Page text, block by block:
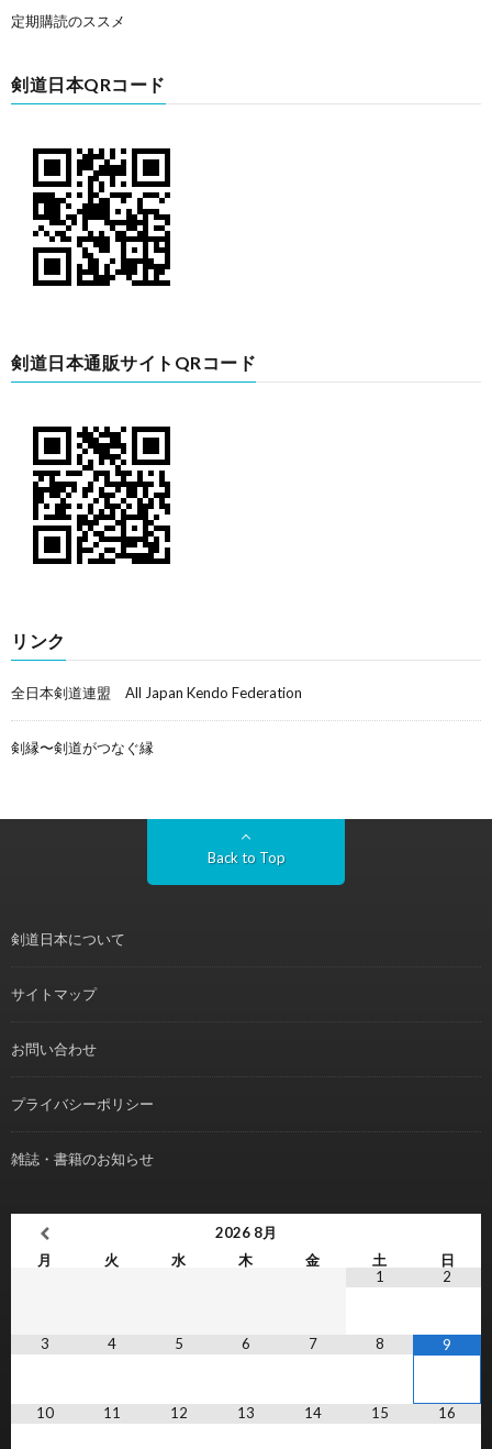
定期購読のススメ
剣道日本QRコード
剣道日本通販サイトQRコード
リンク
全日本剣道連盟 All Japan Kendo Federation
剣縁〜剣道がつなぐ縁
Back to Top
剣道日本について
サイトマップ
お問い合わせ
プライバシーポリシー
雑誌・書籍のお知らせ
2026 8月
月
火 水 木 金 土
日
1
2
3 4 5 6 7 8 9
10 11 12 13 14 15 16